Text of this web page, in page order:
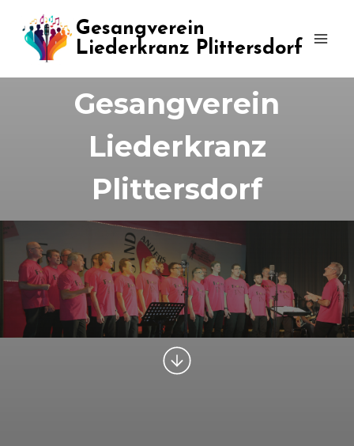
Inhalt
springen
Gesangverein
Liederkranz Plittersdorf
Gesangverein
Liederkranz
Plittersdorf